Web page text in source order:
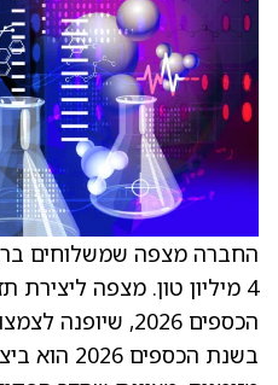
החברה מצפה שמשלוחים
4 מיליון טון. מצפה
הכספים 2026,